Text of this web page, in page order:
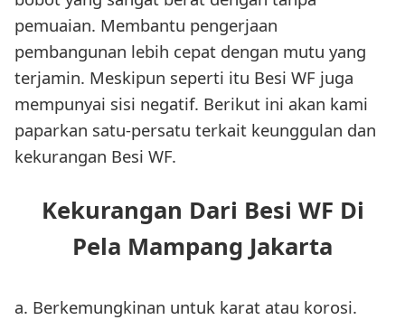
pemuaian. Membantu pengerjaan
pembangunan lebih cepat dengan mutu yang
terjamin. Meskipun seperti itu Besi WF juga
mempunyai sisi negatif. Berikut ini akan kami
paparkan satu-persatu terkait keunggulan dan
kekurangan Besi WF.
Kekurangan Dari Besi WF Di
Pela Mampang Jakarta
a. Berkemungkinan untuk karat atau korosi.